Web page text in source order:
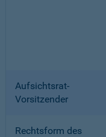
Aufsichtsrat-
Vorsitzender
Rechtsform des